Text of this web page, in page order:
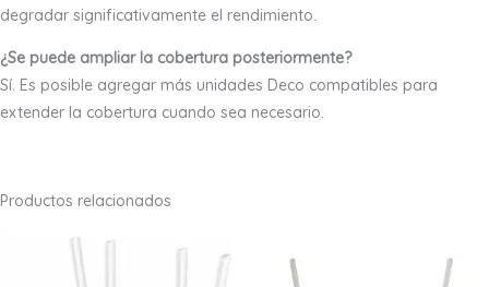
degradar significativamente el rendimiento.
¿Se puede ampliar la cobertura posteriormente?
Sí. Es posible agregar más unidades Deco compatibles para
extender la cobertura cuando sea necesario.
Productos relacionados